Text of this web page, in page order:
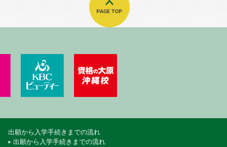
・エアライン＆ブライダル専門学校
KBCペットワールド専門学校
出願から入学手続きまでの流れ
出願から入学手続きまでの流れ